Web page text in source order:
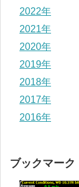
2022年
2021年
2020年
2019年
2018年
2017年
2016年
ブックマーク